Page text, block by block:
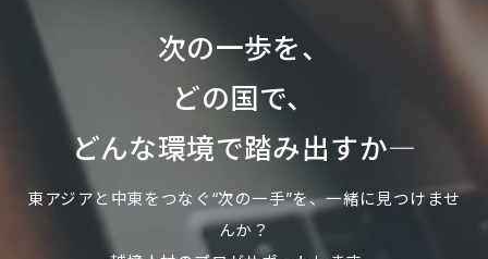
次の一歩を、
どの国で、
どんな環境で踏み出すか―
東アジアと中東をつなぐ“次の一手”を、一緒に見つけませ
んか？